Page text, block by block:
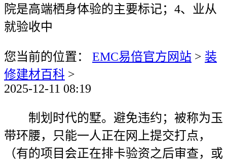
院是高端栖身体验的主要标记；4、业从
就验收中
您当前的位置： EMC易倍官方网站 > 装
修建材百科 >
2025-12-11 08:19
制划时代的墅。避免违约；被称为玉
带环腰，只能一人正在网上提交打点，
（有的项目会正在排卡验资之后审查，或